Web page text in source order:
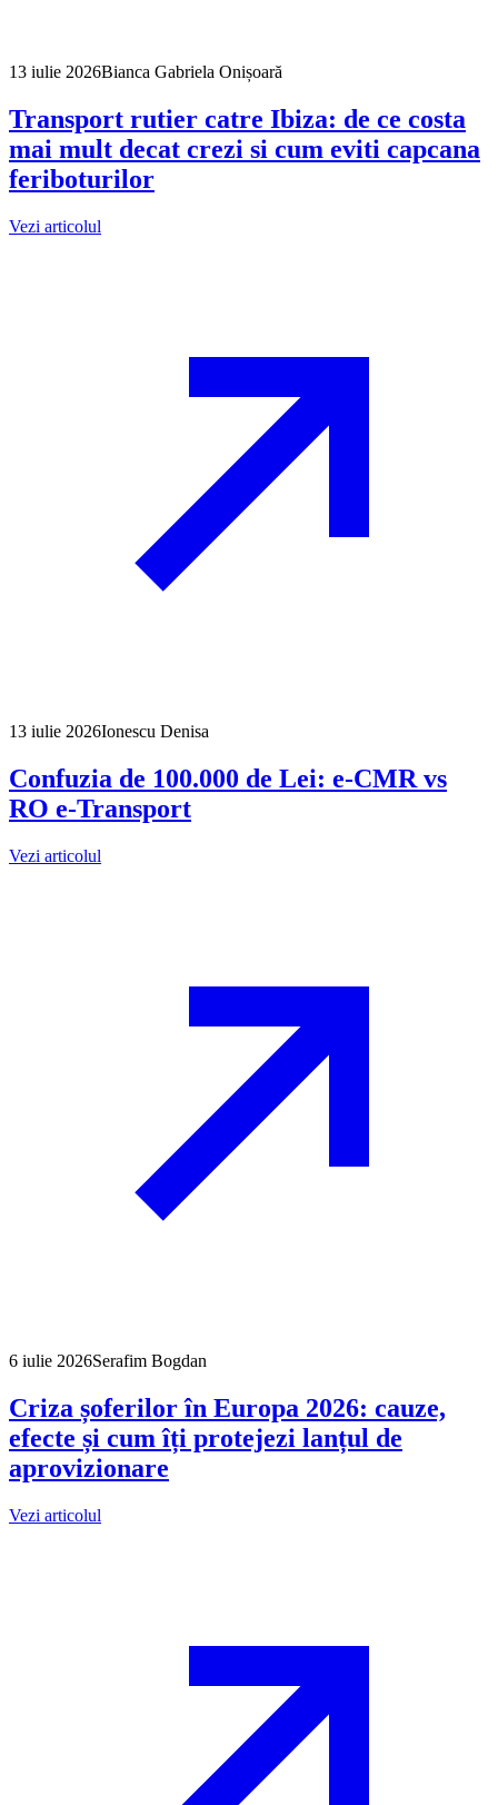
13 iulie 2026Bianca Gabriela Onișoară
Transport rutier catre Ibiza: de ce costa
mai mult decat crezi si cum eviti capcana
feriboturilor
Vezi articolul
13 iulie 2026Ionescu Denisa
Confuzia de 100.000 de Lei: e-CMR vs
RO e-Transport
Vezi articolul
6 iulie 2026Serafim Bogdan
Criza șoferilor în Europa 2026: cauze,
efecte și cum îți protejezi lanțul de
aprovizionare
Vezi articolul